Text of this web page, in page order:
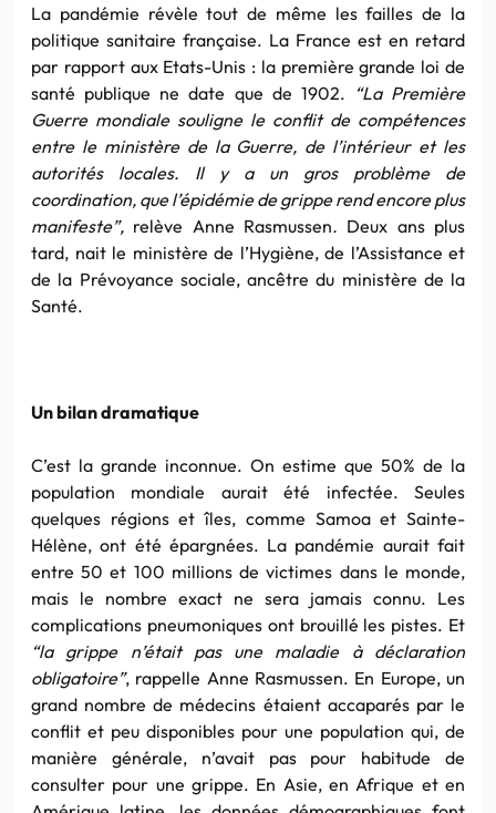
La pandémie révèle tout de même les failles de la
politique sanitaire française. La France est en retard
par rapport aux Etats-Unis : la première grande loi de
santé publique ne date que de 1902. “La Première
Guerre mondiale souligne le conflit de compétences
entre le ministère de la Guerre, de l’intérieur et les
autorités locales. Il y a un gros problème de
coordination, que l’épidémie de grippe rend encore plus
manifeste”, relève Anne Rasmussen. Deux ans plus
tard, nait le ministère de l’Hygiène, de l’Assistance et
de la Prévoyance sociale, ancêtre du ministère de la
Santé.
Un bilan dramatique
C’est la grande inconnue. On estime que 50% de la
population mondiale aurait été infectée. Seules
quelques régions et îles, comme Samoa et Sainte-
Hélène, ont été épargnées. La pandémie aurait fait
entre 50 et 100 millions de victimes dans le monde,
mais le nombre exact ne sera jamais connu. Les
complications pneumoniques ont brouillé les pistes. Et
“la grippe n’était pas une maladie à déclaration
obligatoire”, rappelle Anne Rasmussen. En Europe, un
grand nombre de médecins étaient accaparés par le
conflit et peu disponibles pour une population qui, de
manière générale, n’avait pas pour habitude de
consulter pour une grippe. En Asie, en Afrique et en